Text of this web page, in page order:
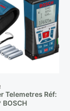
Telemetres Réf: